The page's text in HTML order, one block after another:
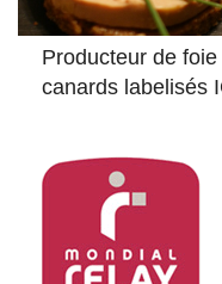
Producteur de
canards labelisés